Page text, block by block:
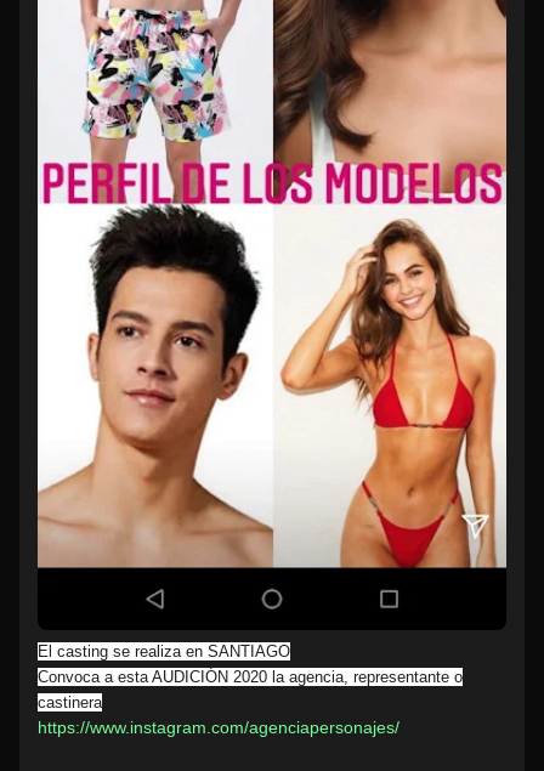
El casting se realiza en SANTIAGO
Convoca a esta AUDICIÓN 2020 la agencia, representante o
castinera
https://www.instagram.com/agenciapersonajes/